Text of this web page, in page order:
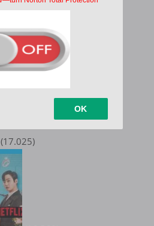
(18.159)
(17.025)